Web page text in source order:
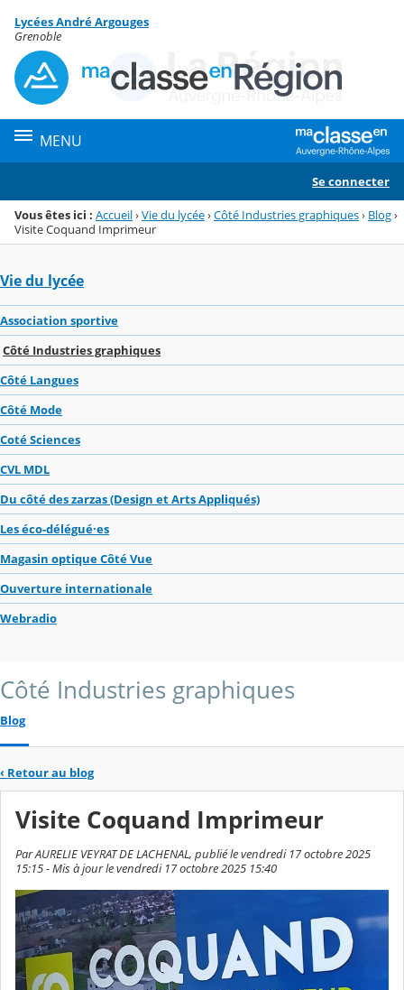
Menu de la rubrique
Contenu
Lycées André Argouges
Grenoble
MENU
Se connecter
Vous êtes ici : Accueil›Vie du lycée›Côté Industries graphiques› Blog›
Visite Coquand Imprimeur
Vie du lycée
Association sportive
Côté Industries graphiques
Côté Langues
Côté Mode
Coté Sciences
CVL MDL
Du côté des zarzas (Design et Arts Appliqués)
Les éco-délégué·es
Magasin optique Côté Vue
Ouverture internationale
Webradio
Côté Industries graphiques
Blog
‹ Retour au blog
Visite Coquand Imprimeur
Par AURELIE VEYRAT DE LACHENAL, publié le vendredi 17 octobre 2025
15:15 - Mis à jour le vendredi 17 octobre 2025 15:40